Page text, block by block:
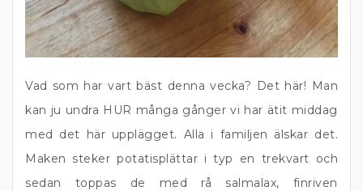
Vad som har vart bäst denna vecka? Det här! Man
kan ju undra HUR många gånger vi har ätit middag
med det här upplägget. Alla i familjen älskar det.
Maken steker potatisplättar i typ en trekvart och
sedan toppas de med rå salmalax, finriven